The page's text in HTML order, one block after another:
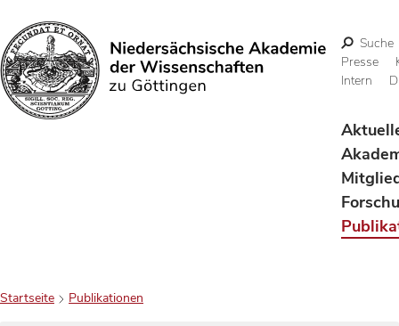
Suchen
Suche
Presse
Intern
Startseite Publikationen